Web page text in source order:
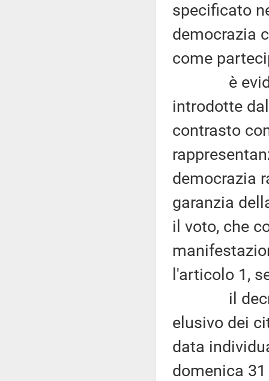
specificato
democrazia
come
è
introdotte
contrasto
democrazia
garanzia
il voto, che
l'articolo 1,
il
elusivo dei
data
domenica